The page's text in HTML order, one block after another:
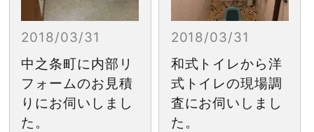
2018/03/31
中之条町に内部リ
フォームのお見積
りにお伺いしまし
た。
2018/03/31
和式トイレから洋
式トイレの現場調
査にお伺いしまし
た。